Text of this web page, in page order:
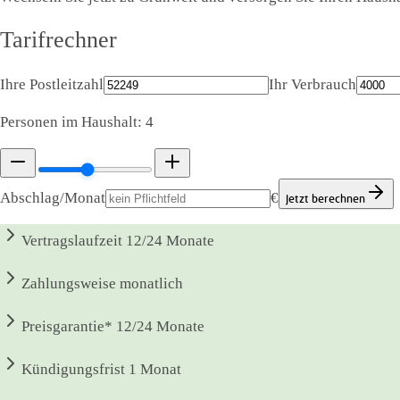
Tarifrechner
Ihre Postleitzahl Ihr Verbrauch
Personen im Haushalt: 4
Abschlag/Monat € Jetzt berechnen
Vertragslaufzeit 12/24 Monate
Zahlungsweise monatlich
Preisgarantie* 12/24 Monate
Kündigungsfrist 1 Monat